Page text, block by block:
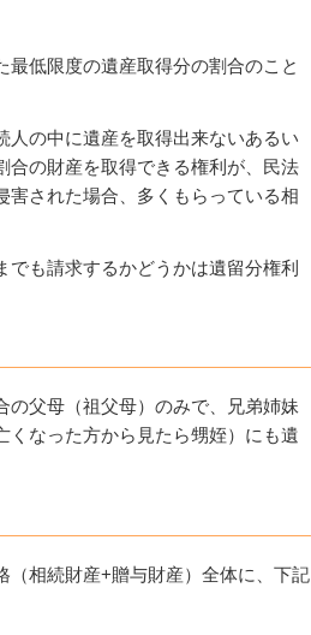
低限度の遺産取得分の割合のこと
の中に遺産を取得出来ないあるい
合の財産を取得できる権利が、民法
害された場合、多くもらっている相
も請求するかどうかは遺留分権利
父母（祖父母）のみで、兄弟姉妹
くなった方から見たら甥姪）にも遺
（相続財産+贈与財産）全体に、下記